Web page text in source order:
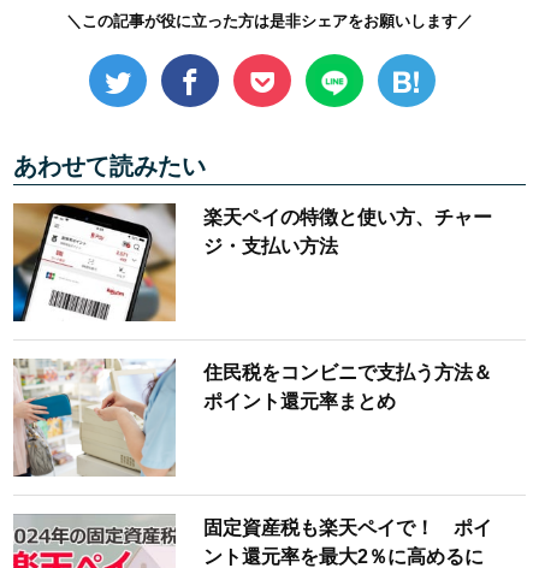
＼この記事が役に立った方は是非シェアをお願いします／
あわせて読みたい
楽天ペイの特徴と使い方、チャー
ジ・支払い方法
住民税をコンビニで支払う方法＆
ポイント還元率まとめ
固定資産税も楽天ペイで！ ポイ
ント還元率を最大2％に高めるに